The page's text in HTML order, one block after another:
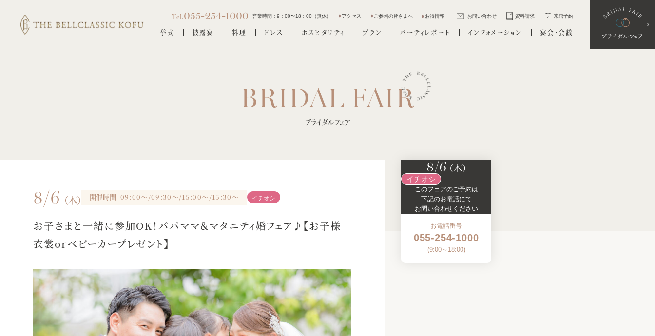
Tel.055-254-1000 営業時間：9：00〜18：00（無休） アクセス ご参列の皆さまへ お得情報 お問い合わせ 資料請求 来館予約
ブライダルフェア
挙式 披露宴 料理 ドレス ホスピタリティ プラン パーティレポート インフォメーション 宴会・会議
ブライダルフェア
8/6 （木） イチオシ
開催時間 09:00～/09:30～/15:00～/15:30～
お子さまと一緒に参加OK！パパママ＆マタニティ婚フェア♪【お子様
衣裳orベビーカープレゼント】
8/6 （木）
イチオシ
このフェアのご予約は
下記のお電話にて
お問い合わせください
お電話番号
055-254-1000
(9:00～18:00)